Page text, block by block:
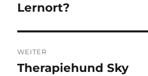
Beitrag:
Lernort?
WEITER
Nächster
Therapiehund Sky